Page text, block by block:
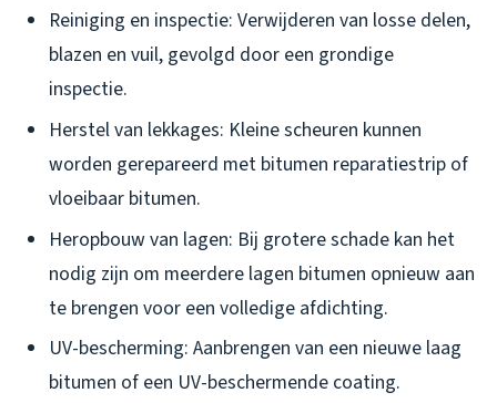
Reiniging en inspectie: Verwijderen van losse delen,
blazen en vuil, gevolgd door een grondige
inspectie.
Herstel van lekkages: Kleine scheuren kunnen
worden gerepareerd met bitumen reparatiestrip of
vloeibaar bitumen.
Heropbouw van lagen: Bij grotere schade kan het
nodig zijn om meerdere lagen bitumen opnieuw aan
te brengen voor een volledige afdichting.
UV-bescherming: Aanbrengen van een nieuwe laag
bitumen of een UV-beschermende coating.